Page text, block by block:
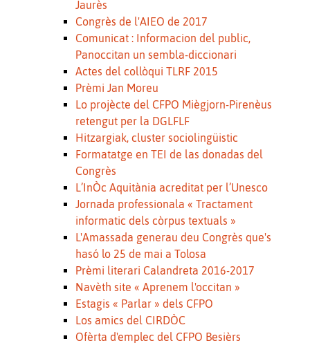
Jaurès
Congrès de l'AIEO de 2017
Comunicat : Informacion del public,
Panoccitan un sembla-diccionari
Actes del collòqui TLRF 2015
Prèmi Jan Moreu
Lo projècte del CFPO Miègjorn-Pirenèus
retengut per la DGLFLF
Hitzargiak, cluster sociolingüistic
Formatatge en TEI de las donadas del
Congrès
L’InÒc Aquitània acreditat per l’Unesco
Jornada professionala « Tractament
informatic dels còrpus textuals »
L'Amassada generau deu Congrès que's
hasó lo 25 de mai a Tolosa
Prèmi literari Calandreta 2016-2017
Navèth site « Aprenem l'occitan »
Estagis « Parlar » dels CFPO
Los amics del CIRDÒC
Ofèrta d'emplec del CFPO Besièrs